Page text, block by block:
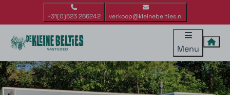
+31(0)523 266242 verkoop@kleinebelties.nl
Menu